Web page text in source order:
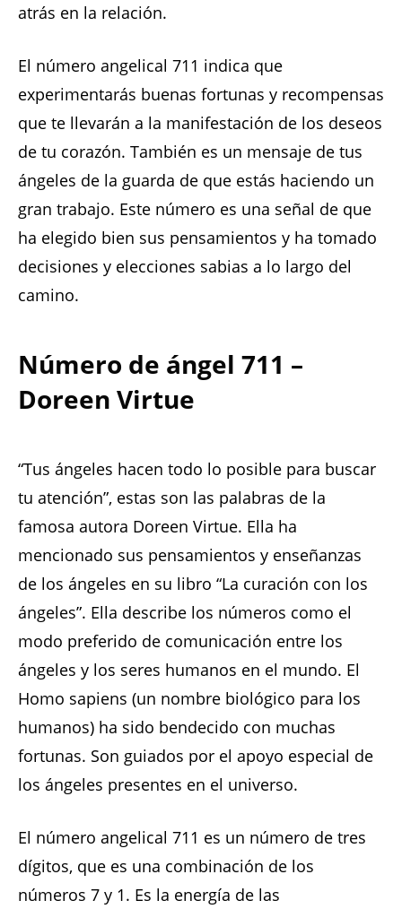
atrás en la relación.
El número angelical 711 indica que
experimentarás buenas fortunas y recompensas
que te llevarán a la manifestación de los deseos
de tu corazón. También es un mensaje de tus
ángeles de la guarda de que estás haciendo un
gran trabajo. Este número es una señal de que
ha elegido bien sus pensamientos y ha tomado
decisiones y elecciones sabias a lo largo del
camino.
Número de ángel 711 –
Doreen Virtue
“Tus ángeles hacen todo lo posible para buscar
tu atención”, estas son las palabras de la
famosa autora Doreen Virtue. Ella ha
mencionado sus pensamientos y enseñanzas
de los ángeles en su libro “La curación con los
ángeles”. Ella describe los números como el
modo preferido de comunicación entre los
ángeles y los seres humanos en el mundo. El
Homo sapiens (un nombre biológico para los
humanos) ha sido bendecido con muchas
fortunas. Son guiados por el apoyo especial de
los ángeles presentes en el universo.
El número angelical 711 es un número de tres
dígitos, que es una combinación de los
números 7 y 1. Es la energía de las